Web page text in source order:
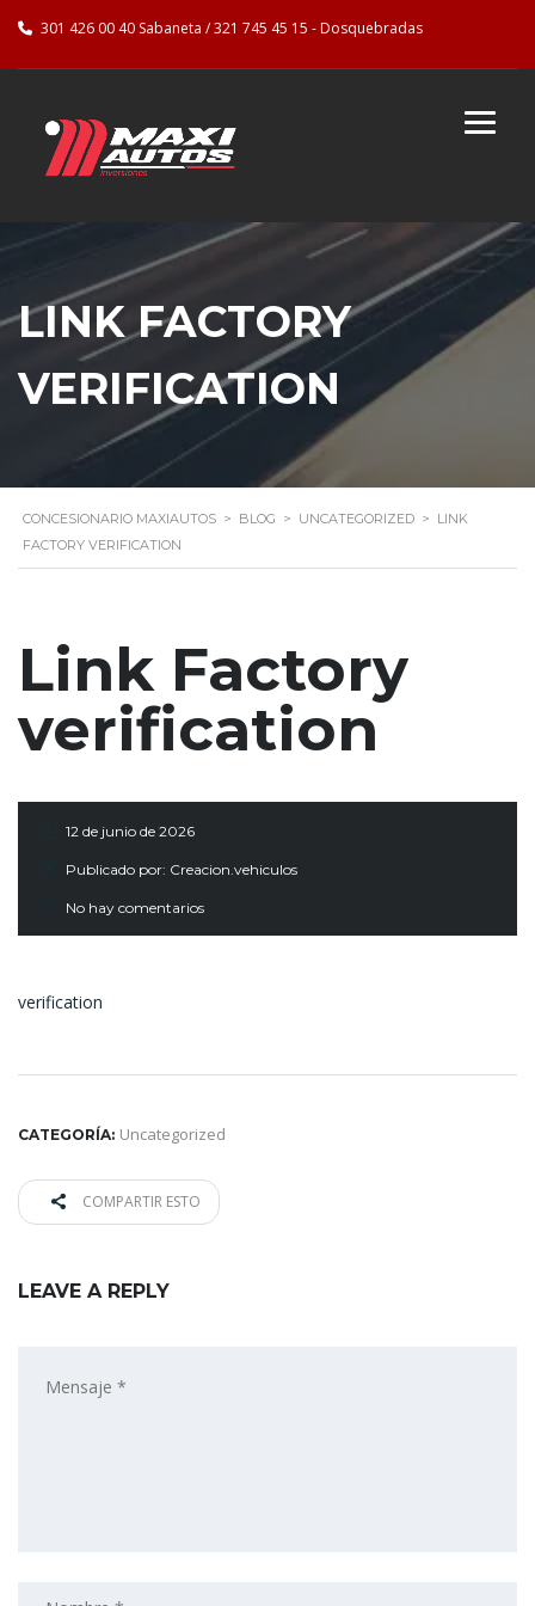
301 426 00 40 Sabaneta / 321 745 45 15 - Dosquebradas
LINK FACTORY
VERIFICATION
CONCESIONARIO MAXIAUTOS > BLOG > UNCATEGORIZED > LINK
FACTORY VERIFICATION
Link Factory
verification
12 de junio de 2026
Publicado por: Creacion.vehiculos
No hay comentarios
verification
CATEGORÍA: Uncategorized
COMPARTIR ESTO
LEAVE A REPLY